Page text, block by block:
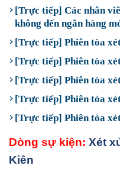
[Trực tiếp] Các nhân
không đến ngân hàng
[Trực tiếp] Phiên tòa
[Trực tiếp] Phiên tòa
[Trực tiếp] Phiên tòa
[Trực tiếp] Phiên tòa
[Trực tiếp] Phiên tòa
Dòng sự kiện: Xét
Kiên